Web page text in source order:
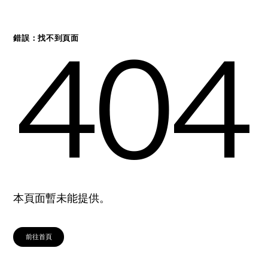
錯誤：找不到頁面
404
本頁面暫未能提供。
前往首頁